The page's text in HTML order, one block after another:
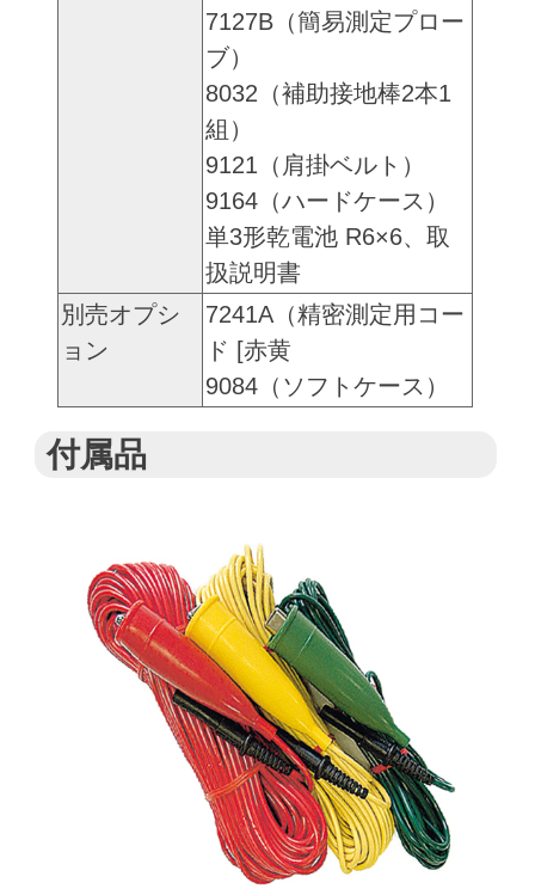
7127B（簡易測定プロー
ブ）
8032（補助接地棒2本1
組）
9121（肩掛ベルト）
9164（ハードケース）
単3形乾電池 R6×6、取
扱説明書
別売オプシ
ョン
7241A（精密測定用コー
ド [赤黄
9084（ソフトケース）
付属品